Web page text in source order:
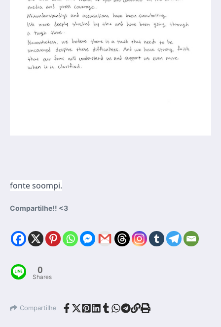
fonte soompi.
Compartilhe!! <3
0
Shares
Compartilhe